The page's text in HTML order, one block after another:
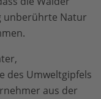
unberührte Natur
des Umweltgipfels
aus der